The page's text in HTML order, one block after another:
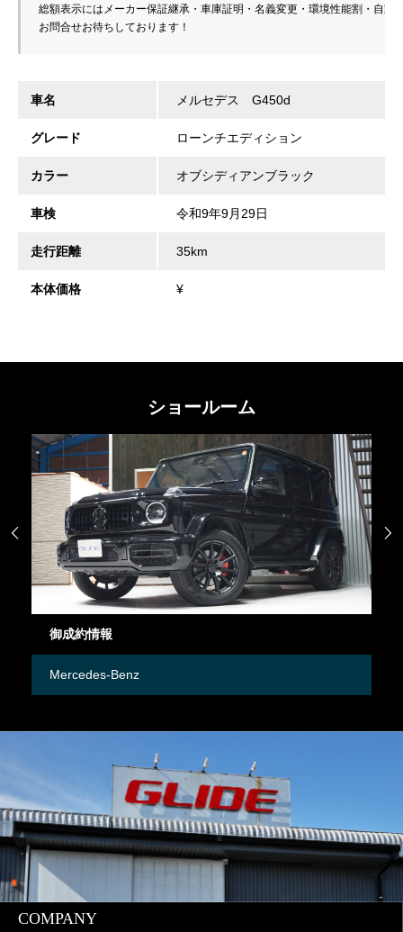
総額表示にはメーカー保証継承・車庫証明・名義変更・環境性能割・自動
お問合せお待ちしております！
車名 メルセデス G450d
グレード ローンチエディション
カラー オブシディアンブラック
車検 令和9年9月29日
走行距離 35km
本体価格 ¥
ショールーム
御成約情報
Mercedes-Benz
 
COMPANY